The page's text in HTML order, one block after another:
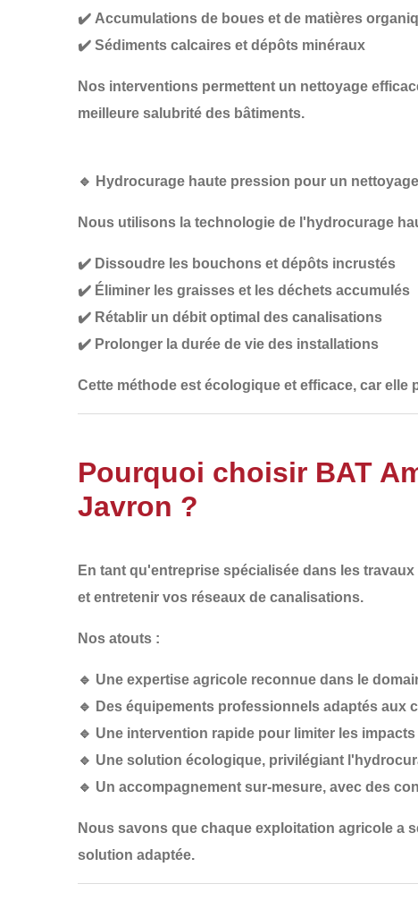
✔️ Accumulations de boues et de matières
✔️ Sédiments calcaires et dépôts minéraux
Nos interventions permettent un nettoyage
meilleure salubrité des bâtiments.
🔹 Hydrocurage haute pression pour un
Nous utilisons la technologie de l'hydrocurage
✔️ Dissoudre les bouchons et dépôts incrustés
✔️ Éliminer les graisses et les déchets accumulés
✔️ Rétablir un débit optimal des canalisations
✔️ Prolonger la durée de vie des installations
Cette méthode est écologique et efficace, car elle
Pourquoi choisir BAT
Javron ?
En tant qu'entreprise spécialisée dans les travaux
et entretenir vos réseaux de canalisations.
Nos atouts :
🔹 Une expertise agricole reconnue dans le
🔹 Des équipements professionnels adaptés aux
🔹 Une intervention rapide pour limiter les
🔹 Une solution écologique, privilégiant
🔹 Un accompagnement sur-mesure, avec des
Nous savons que chaque exploitation agricole a
solution adaptée.